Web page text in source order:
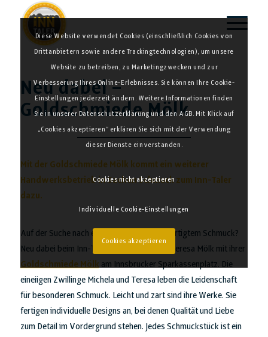
Neu dabei –
Goldschmiede Mölk
Mit der Goldschmiede Mölk kommt ein weiterer
Handwerksbetrieb in Sachen Schmuck zum Inn-Taler
dazu.
Auf der Suche nach einzigartigem handgefertigtem Schmuck?
Neu dabei beim Inn-Taler sind Michela und Teresa Mölk mit ihrer
Goldschmiede Mölk am Innsbrucker Sparkassenplatz. Die
eineiigen Zwillinge Michela und Teresa leben die Leidenschaft
für besonderen Schmuck. Leicht und zart sind ihre Werke. Sie
fertigen individuelle Designs an, bei denen Qualität und Liebe
zum Detail im Vordergrund stehen. Jedes Schmuckstück ist ein
Diese Website verwendet Cookies (einschließlich Cookies von
Drittanbietern sowie andere Trackingtechnologien), um unsere
Website zu betreiben, zu Marketingzwecken und zur
Verbesserung Ihres Online-Erlebnisses. Sie können Ihre Cookie-
Einstellungen jederzeit ändern. Weitere Informationen finden
Sie in unserer Datenschutzerklärung und den AGB. Mit Klick auf
„Cookies akzeptieren“ erklären Sie sich mit der Verwendung
dieser Dienste einverstanden.
Cookies nicht akzeptieren
Individuelle Cookie-Einstellungen
Cookies akzeptieren